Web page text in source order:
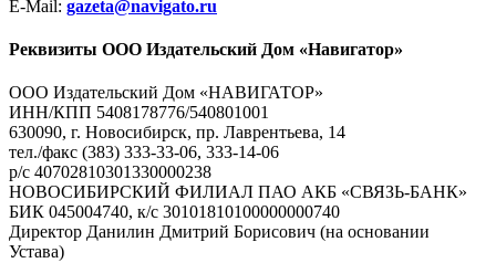
E-Mail: gazeta@navigato.ru
Реквизиты ООО Издательский Дом «Навигатор»
ООО Издательский Дом «НАВИГАТОР»
ИНН/КПП 5408178776/540801001
630090, г. Новосибирск, пр. Лаврентьева, 14
тел./факс (383) 333-33-06, 333-14-06
р/с 40702810301330000238
НОВОСИБИРСКИЙ ФИЛИАЛ ПАО АКБ «СВЯЗЬ-БАНК»
БИК 045004740, к/с 30101810100000000740
Директор Данилин Дмитрий Борисович (на основании
Устава)